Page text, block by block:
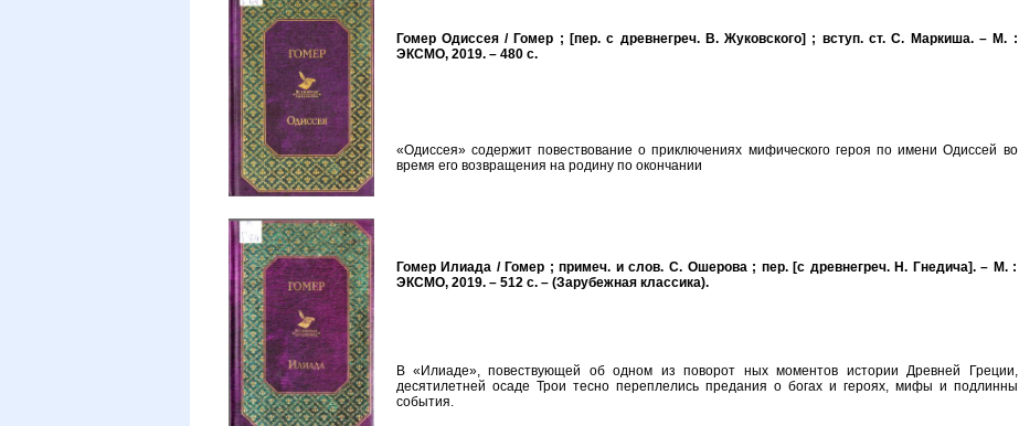
Гомер Одиссея / Гомер ; [пер. с древнегреч. В. Жуковского] ; вступ. ст. С. Маркиша. – М. :
ЭКСМО, 2019. – 480 с.
«Одиссея» содержит повествование о приключениях мифического героя по имени Одиссей во
время его возвращения на родину по окончании
Гомер Илиада / Гомер ; примеч. и слов. С. Ошерова ; пер. [с древнегреч. Н. Гнедича]. – М. :
ЭКСМО, 2019. – 512 с. – (Зарубежная классика).
В «Илиаде», повествующей об одном из поворот ных моментов истории Древней Греции,
десятилетней осаде Трои тесно переплелись предания о богах и героях, мифы и подлинны
события.